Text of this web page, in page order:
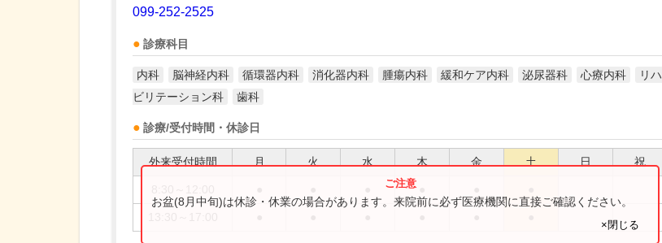
099-252-2525
診療科目
内科 脳神経内科 循環器内科 消化器内科 腫瘍内科 緩和ケア内科 泌尿器科 心療内科
リハ
ビリテーション科
歯科
診療/受付時間・休診日
外来受付時間 月 火 水 木 金 土 日 祝
お盆(8月中旬)は休診・休業の場合があります。来院前に必ず医療機関に直接ご確認ください。
×閉じる